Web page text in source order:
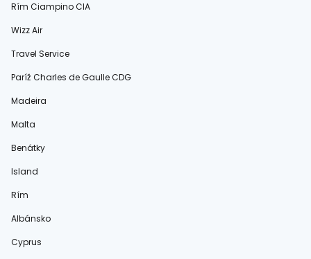
Rím Ciampino CIA
Wizz Air
Travel Service
Paríž Charles de Gaulle CDG
Madeira
Malta
Benátky
Island
Rím
Albánsko
Cyprus